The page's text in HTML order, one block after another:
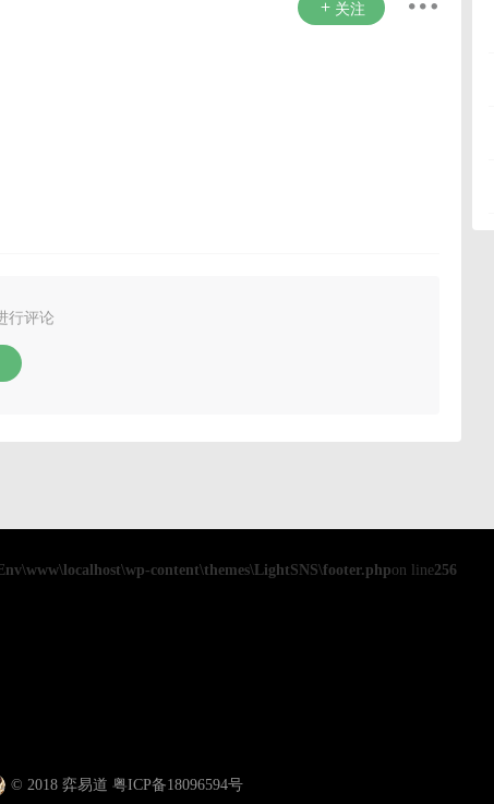
关注
行评论
content\themes\LightSNS\footer.phpon line256
© 2018 弈易道 粤ICP备18096594号